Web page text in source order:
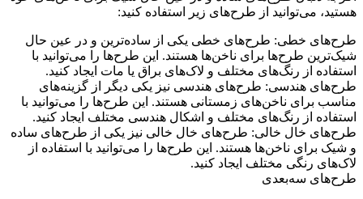
می‌توانید از طرح‌های زیر استفاده کنید:
خطی: طرح‌های خطی یکی از ساده‌ترین و در عین حال
طرح‌ها برای ناخن‌ها هستند. این طرح‌ها را می‌توانید با
از رنگ‌های مختلف و لاک‌های براق یا مات ایجاد کنید.
هندسی: طرح‌های هندسی نیز یکی دیگر از گزینه‌های
برای ناخن‌های زمستانی هستند. این طرح‌ها را می‌توانید با
از رنگ‌های مختلف و اشکال هندسی مختلف ایجاد کنید.
خال خالی: طرح‌های خال خالی نیز یکی از طرح‌های ساده
برای ناخن‌ها هستند. این طرح‌ها را می‌توانید با استفاده از
رنگی مختلف ایجاد کنید.
سه‌بعدی